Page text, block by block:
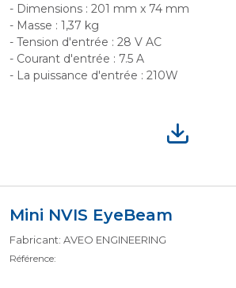
- Dimensions : 201 mm x 74 mm
- Masse : 1,37 kg
- Tension d'entrée : 28 V AC
- Courant d'entrée : 7.5 A
- La puissance d'entrée : 210W
Mini NVIS EyeBeam
Fabricant: AVEO ENGINEERING
Référence: